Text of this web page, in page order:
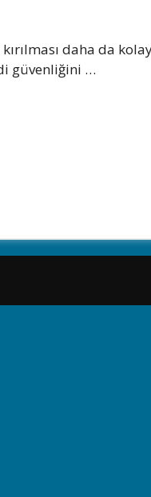
daha da
güvenliğini …